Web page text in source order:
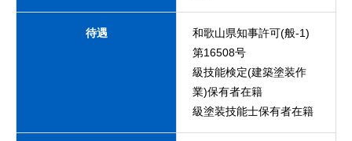
待遇
和歌山県知事許可(般-1)
第16508号
級技能検定(建築塗装作
業)保有者在籍
級塗装技能士保有者在籍